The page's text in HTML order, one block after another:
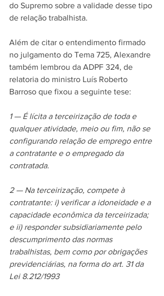
do Supremo sobre a validade desse tipo
de relação trabalhista.
Além de citar o entendimento firmado
no julgamento do Tema 725, Alexandre
também lembrou da ADPF 324, de
relatoria do ministro Luís Roberto
Barroso que fixou a seguinte tese:
1 — É lícita a terceirização de toda e
qualquer atividade, meio ou fim, não se
configurando relação de emprego entre
a contratante e o empregado da
contratada.
2 — Na terceirização, compete à
contratante: i) verificar a idoneidade e a
capacidade econômica da terceirizada;
e ii) responder subsidiariamente pelo
descumprimento das normas
trabalhistas, bem como por obrigações
previdenciárias, na forma do art. 31 da
Lei 8.212/1993